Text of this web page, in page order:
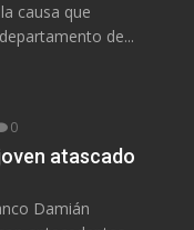
causa que
de...
0
atascado
Damián